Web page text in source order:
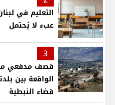
التعليم في
عبء لا يُحتمل
3
قصف مدفعي
الواقعة بين
قضاء النبطية